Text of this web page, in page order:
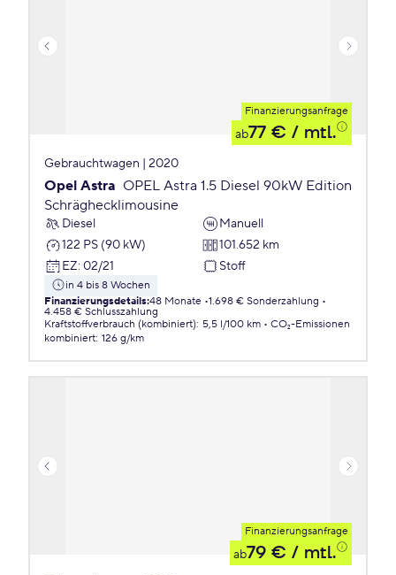
Finanzierungsanfrage
ab77 € / mtl.
Gebrauchtwagen | 2020
Opel Astra OPEL Astra 1.5 Diesel 90kW Edition
Schräghecklimousine
Diesel
Manuell
122 PS (90 kW)
101.652 km
EZ: 02/21 Stoff
in 4 bis 8 Wochen
Finanzierungsdetails:48 Monate 1.698 € Sonderzahlung
4.458 € Schlusszahlung
Kraftstoffverbrauch (kombiniert): 5,5 l/100 km
CO₂-Emissionen
kombiniert: 126 g/km
Finanzierungsanfrage
ab79 € / mtl.